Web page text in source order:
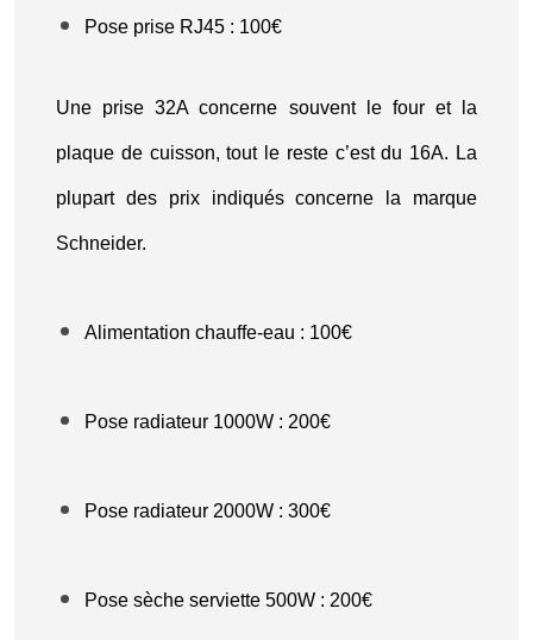
Pose prise RJ45 : 100€
Une prise 32A concerne souvent le four et la
plaque de cuisson, tout le reste c’est du 16A. La
plupart des prix indiqués concerne la marque
Schneider.
Alimentation chauffe-eau : 100€
Pose radiateur 1000W : 200€
Pose radiateur 2000W : 300€
Pose sèche serviette 500W : 200€